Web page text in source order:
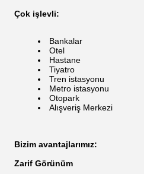
Çok işlevli:
Bankalar
Otel
Hastane
Tiyatro
Tren istasyonu
Metro istasyonu
Otopark
Alışveriş Merkezi
Bizim avantajlarımız:
Zarif Görünüm